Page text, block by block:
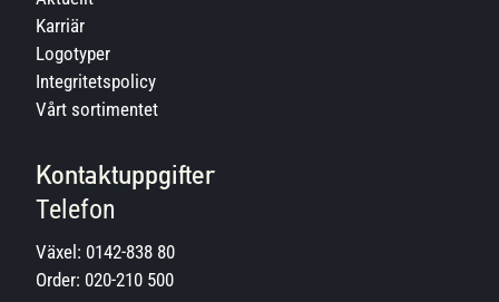
Karriär
Logotyper
Integritetspolicy
Vårt sortimentet
Kontaktuppgifter
Telefon
Växel: 0142-838 80
Order: 020-210 500